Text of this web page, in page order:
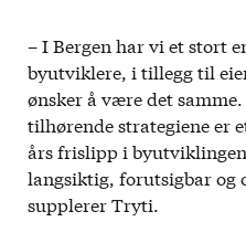
– I Bergen har vi et stort
byutviklere, i tillegg til
ønsker å være det
tilhørende strategiene er
års frislipp i
langsiktig, forutsigbar
supplerer Tryti.